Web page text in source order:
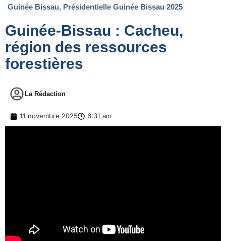
Guinée Bissau, Présidentielle Guinée Bissau 2025
Guinée-Bissau : Cacheu,
région des ressources
forestières
La Rédaction
11 novembre 2025 6:31 am